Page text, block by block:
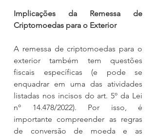
Implicações da Remessa de
Criptomoedas para o Exterior
A remessa de criptomoedas para o
exterior também tem questões
fiscais específicas (e pode se
enquadrar em uma das atividades
listadas nos incisos do art. 5º da Lei
nº 14.478/2022). Por isso, é
importante compreender as regras
de conversão de moeda e as